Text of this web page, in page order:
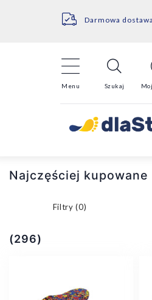
Darmowa
14 Dni na
Menu Szukaj
Najczęściej kupowane
Filtry (0)
(296)